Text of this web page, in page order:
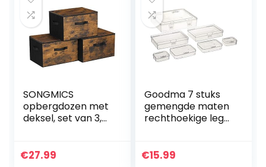
SONGMICS
opbergdozen met
deksel, set van 3,
voor kleding en
€27.99
Goodma 7 stuks
gemengde maten
rechthoekige lege
opbergdoos
€15.99